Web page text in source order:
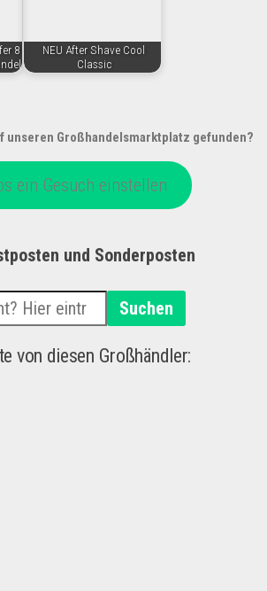
8
NEU After Shave Cool
Classic
unseren Großhandelsmarktplatz gefunden?
ein Gesuch einstellen
und Sonderposten
Suchen
von diesen Großhändler: